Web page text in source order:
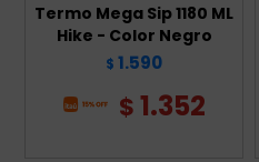
Termo Mega Sip 1180 ML
Hike - Color Negro
$ 1.590
$1.352